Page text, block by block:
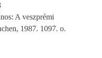
A veszprémi
1987. 1097. o.